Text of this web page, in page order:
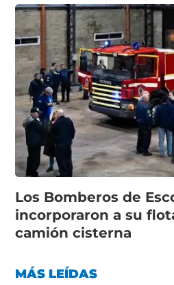
Los Bomberos de
incorporaron a su
camión cisterna
MÁS LEÍDAS